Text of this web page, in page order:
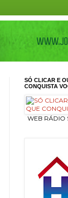
SÓ CLICAR E
CONQUISTA
ㅤ WEB